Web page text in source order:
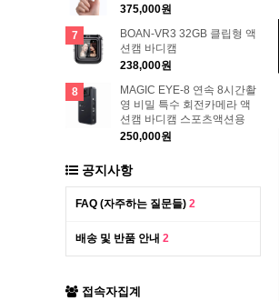
375,000원
7
BOAN-VR3 32GB 클립형 액
션캠 바디캠
238,000원
8
MAGIC EYE-8 연속 8시간촬
영 비밀 특수 회전카메라 액
션캠 바디캠 스포츠액션용
250,000원
공지사항
FAQ (자주하는 질문들) 2
배송 및 반품 안내 2
접속자집계